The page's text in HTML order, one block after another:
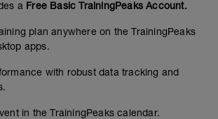
a Free Basic TrainingPeaks Account.
plan anywhere on the TrainingPeaks
apps.
with robust data tracking and
in the TrainingPeaks calendar.